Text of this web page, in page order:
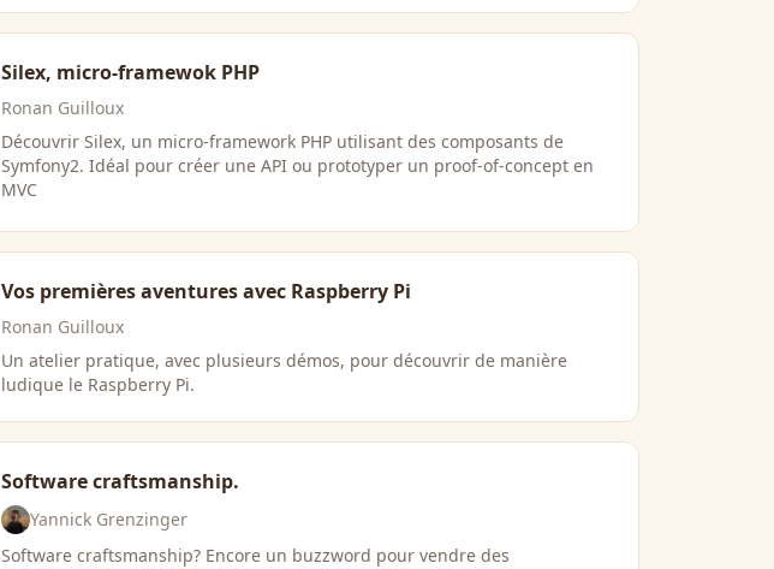
Silex, micro-framewok PHP
Ronan Guilloux
Découvrir Silex, un micro-framework PHP utilisant des composants de
Symfony2. Idéal pour créer une API ou prototyper un proof-of-concept en
MVC
Vos premières aventures avec Raspberry Pi
Ronan Guilloux
Un atelier pratique, avec plusieurs démos, pour découvrir de manière
ludique le Raspberry Pi.
Software craftsmanship.
Yannick Grenzinger
Software craftsmanship? Encore un buzzword pour vendre des